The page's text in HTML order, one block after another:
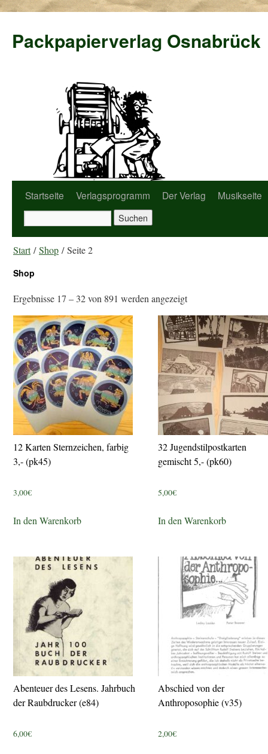
Packpapierverlag Osnabrück
Startseite Verlagsprogramm Der Verlag Musikseite
Start/Shop / Seite 2
Shop
Ergebnisse 17 – 32 von 891 werden angezeigt
12 Karten Sternzeichen, farbig
3,- (pk45)
3,00€
In den Warenkorb
32 Jugendstilpostkarten
gemischt 5,- (pk60)
5,00€
In den Warenkorb
Abenteuer des Lesens. Jahrbuch
der Raubdrucker (e84)
6,00€
Abschied von der
Anthroposophie (v35)
2,00€